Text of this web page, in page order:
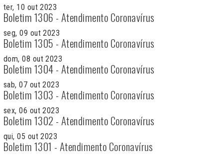
ter, 10 out 2023
Boletim 1306 - Atendimento Coronavírus
seg, 09 out 2023
Boletim 1305 - Atendimento Coronavírus
dom, 08 out 2023
Boletim 1304 - Atendimento Coronavírus
sab, 07 out 2023
Boletim 1303 - Atendimento Coronavírus
sex, 06 out 2023
Boletim 1302 - Atendimento Coronavírus
qui, 05 out 2023
Boletim 1301 - Atendimento Coronavírus